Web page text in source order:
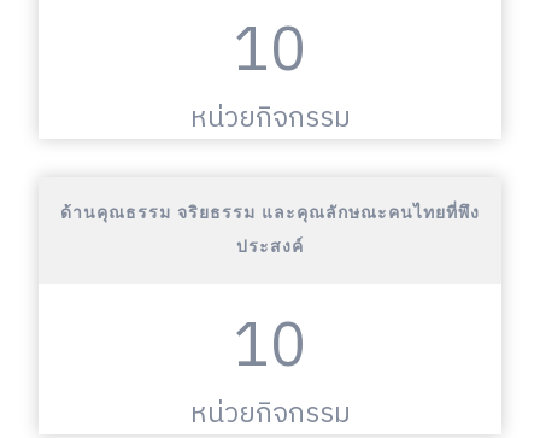
10
หน่วยกิจกรรม
ด้านคุณธรรม จริยธรรม และคุณลักษณะคนไทยที่พึง
ประสงค์
10
หน่วยกิจกรรม